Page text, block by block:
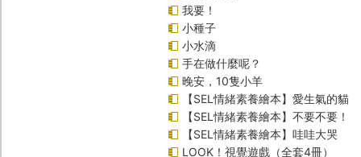
我要！
小種子
小水滴
手在做什麼呢？
晚安，10隻小羊
【SEL情緒素養繪本】愛生氣的貓
【SEL情緒素養繪本】不要不要！
【SEL情緒素養繪本】哇哇大哭
LOOK！視覺遊戲（全套4冊）